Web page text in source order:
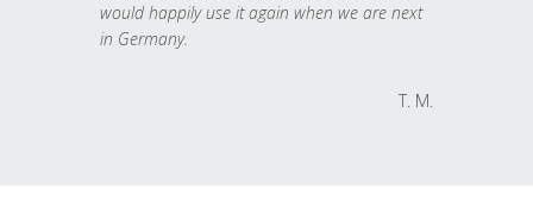
would happily use it again when we are next
in Germany.
T. M.